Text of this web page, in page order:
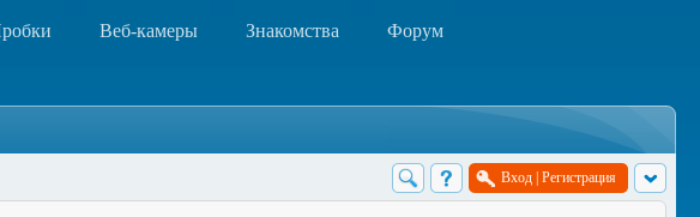
Веб-камеры Знакомства Форум
Вход Регистрация